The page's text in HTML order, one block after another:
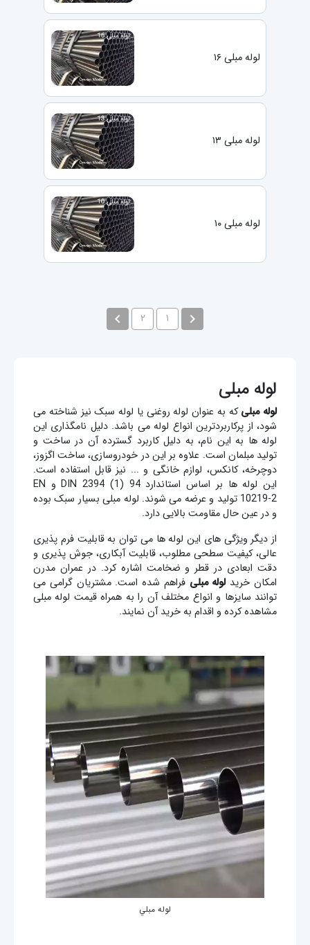
لوله مبلی ۱۶
لوله مبلی ۱۳
لوله مبلی ۱۰
navigate_next ۱ ۲ navigate_before
لوله مبلی
لوله مبلیکه به عنوان لوله روغنی یا لوله سبک نیز شناخته می
شود، از پرکاربردترین انواع لوله می باشد. دلیل نامگذاری این
لوله ها به این نام، به دلیل کاربرد گسترده آن در ساخت و
تولید مبلمان است. علاوه بر این در خودروسازی، ساخت اگزوز،
دوچرخه، کانکس، لوازم خانگی و ... نیز قابل استفاده است.
این لوله ها بر اساس استاندارد DIN 2394 (1) 94 و EN
10219-2 تولید و عرضه می شوند. لوله مبلی بسیار سبک بوده
و در عین حال مقاومت بالایی دارد.
از دیگر ویژگی های این لوله ها می توان به قابلیت فرم پذیری
عالی، کیفیت سطحی مطلوب، قابلیت آبکاری، جوش پذیری و
دقت ابعادی در قطر و ضخامت اشاره کرد. در عمران مدرن
امکان خریدلوله مبلی فراهم شده است. مشتریان گرامی می
توانند سایزها و انواع مختلف آن را به همراه قیمت لوله مبلی
مشاهده کرده و اقدام به خرید آن نمایند.
لوله مبلي